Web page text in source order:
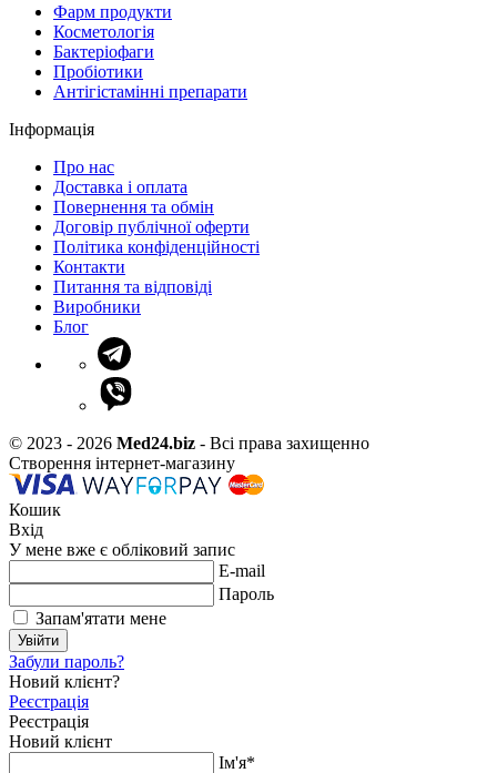
Фарм продукти
Косметологія
Бактеріофаги
Пробіотики
Антігістамінні препарати
Інформація
Про нас
Доставка і оплата
Повернення та обмін
Договір публічної оферти
Політика конфіденційності
Контакти
Питання та відповіді
Виробники
Блог
© 2023 - 2026 Med24.biz - Всі права захищенно
Створення інтернет-магазину
Кошик
Вхід
У мене вже є обліковий запис
E-mail
Пароль
Запам'ятати мене
Увійти
Забули пароль?
Новий клієнт?
Реєстрація
Реєстрація
Новий клієнт
Ім'я*